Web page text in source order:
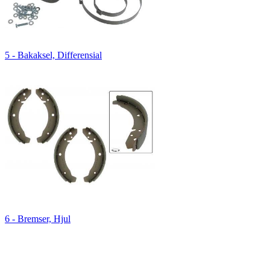
5 - Bakaksel, Differensial
6 - Bremser, Hjul